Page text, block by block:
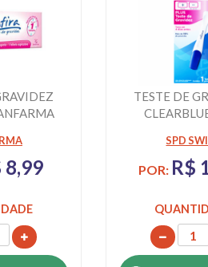
8,99
TESTE DE
SPD
POR: R$